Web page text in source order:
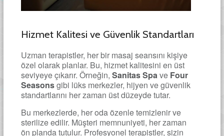
Hizmet Kalitesi ve Güvenlik Standartları
Uzman terapistler, her bir masaj seansını kişiye
özel olarak planlar. Bu, hizmet kalitesini en üst
seviyeye çıkarır. Örneğin, Sanitas Spave Four
Seasonsgibi lüks merkezler, hijyen ve güvenlik
standartlarını her zaman üst düzeyde tutar.
Bu merkezlerde, her oda özenle temizlenir ve
sterilize edilir. Müşteri memnuniyeti, her zaman
ön planda tutulur. Profesyonel terapistler, sizin